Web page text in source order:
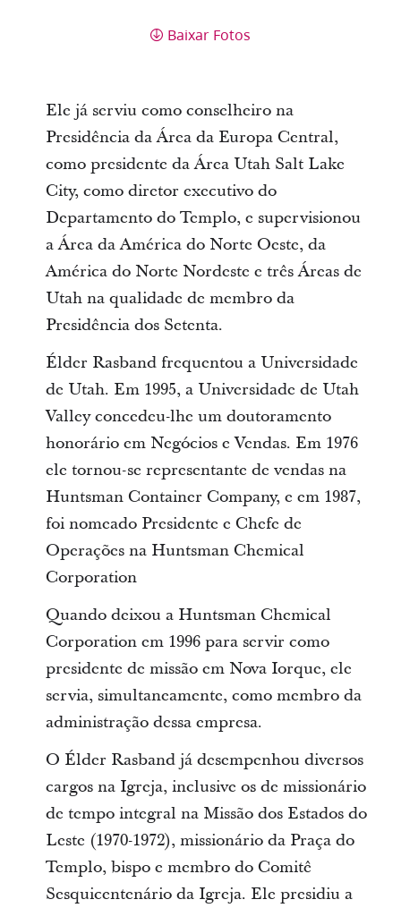
Baixar Fotos
Ele já serviu como conselheiro na
Presidência da Área da Europa Central,
como presidente da Área Utah Salt Lake
City, como diretor executivo do
Departamento do Templo, e supervisionou
a Área da América do Norte Oeste, da
América do Norte Nordeste e três Áreas de
Utah na qualidade de membro da
Presidência dos Setenta.
Élder Rasband frequentou a Universidade
de Utah. Em 1995, a Universidade de Utah
Valley concedeu-lhe um doutoramento
honorário em Negócios e Vendas. Em 1976
ele tornou-se representante de vendas na
Huntsman Container Company, e em 1987,
foi nomeado Presidente e Chefe de
Operações na Huntsman Chemical
Corporation
Quando deixou a Huntsman Chemical
Corporation em 1996 para servir como
presidente de missão em Nova Iorque, ele
servia, simultaneamente, como membro da
administração dessa empresa.
O Élder Rasband já desempenhou diversos
cargos na Igreja, inclusive os de missionário
de tempo integral na Missão dos Estados do
Leste (1970-1972), missionário da Praça do
Templo, bispo e membro do Comitê
Sesquicentenário da Igreja. Ele presidiu a